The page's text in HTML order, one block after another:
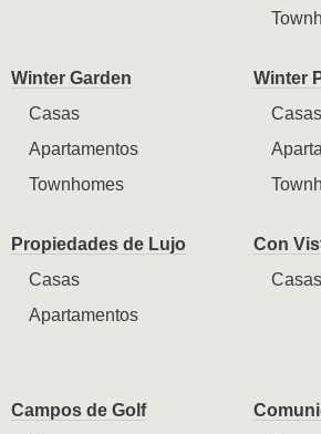
Winter Garden
Casas
Apartamentos
Townhomes
Winter
Casas
Propiedades de Lujo
Casas
Apartamentos
Con
Casas
Campos de Golf